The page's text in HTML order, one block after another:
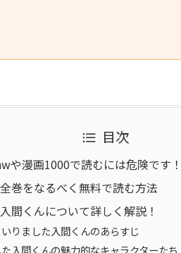
目次
や漫画1000で読むには危険です！
巻をなるべく無料で読む方法
間くんについて詳しく解説！
いりました入間くんのあらすじ
た入間くんの魅力的なキャラクターたち